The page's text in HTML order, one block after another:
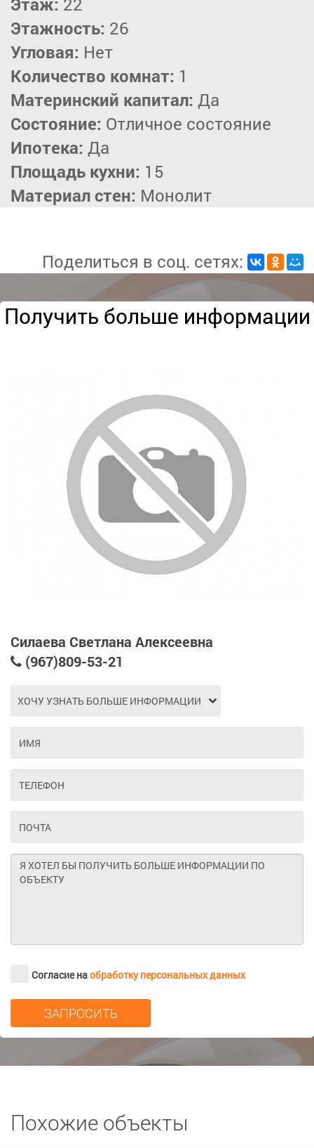
Этажность: 26
Угловая: Нет
Количество комнат: 1
Материнский капитал: Да
Состояние: Отличное состояние
Ипотека: Да
Площадь кухни: 15
Материал стен: Монолит
Поделиться в соц. сетях:
Получить больше информации
Силаева Светлана Алексеевна
(967)809-53-21
Согласие наобработку персональных данных
Похожие объекты